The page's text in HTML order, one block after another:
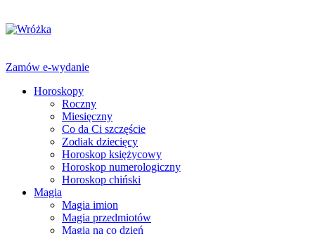
Zamów e-wydanie
Horoskopy
Roczny
Miesięczny
Co da Ci szczęście
Zodiak dziecięcy
Horoskop księżycowy
Horoskop numerologiczny
Horoskop chiński
Magia
Magia imion
Magia przedmiotów
Magia na co dzień